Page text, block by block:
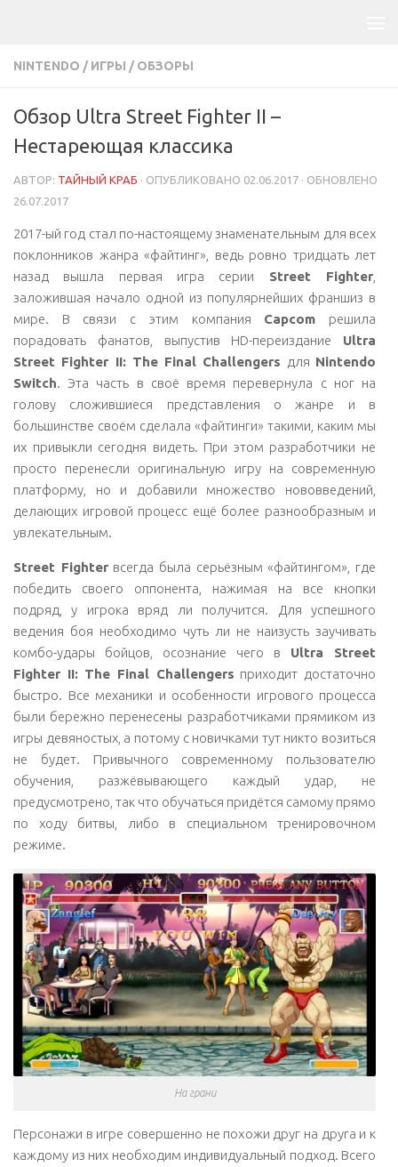
NINTENDO / ИГРЫ / ОБЗОРЫ
Обзор Ultra Street Fighter II –
Нестареющая классика
АВТОР: ТАЙНЫЙ КРАБ · ОПУБЛИКОВАНО 02.06.2017 · ОБНОВЛЕНО
26.07.2017
2017-ый год стал по-настоящему знаменательным для всех
поклонников жанра «файтинг», ведь ровно тридцать лет
назад вышла первая игра серии Street Fighter
заложившая начало одной из популярнейших франшиз в
мире. В связи с этим компания Capcom решила
порадовать фанатов, выпустив HD-переиздание Ultra
Street Fighter II: The Final Challengers для Nintendo
Switch. Эта часть в своё время перевернула с ног на
голову сложившиеся представления о жанре и в
большинстве своём сделала «файтинги» такими, каким мы
их привыкли сегодня видеть. При этом разработчики не
просто перенесли оригинальную игру на современную
платформу, но и добавили множество нововведений,
делающих игровой процесс ещё более разнообразным и
увлекательным.
Street Fighterвсегда была серьёзным «файтингом», где
победить своего оппонента, нажимая на все кнопки
подряд, у игрока вряд ли получится. Для успешного
ведения боя необходимо чуть ли не наизусть заучивать
комбо-удары бойцов, осознание чего в Ultra Street
Fighter II: The Final Challengers приходит достаточно
быстро. Все механики и особенности игрового процесса
были бережно перенесены разработчиками прямиком из
игры девяностых, а потому с новичками тут никто возиться
не будет. Привычного современному пользователю
обучения, разжёвывающего каждый удар, не
предусмотрено, так что обучаться придётся самому прямо
по ходу битвы, либо в специальном тренировочном
режиме.
На грани
Персонажи в игре совершенно не похожи друг на друга и к
каждому из них необходим индивидуальный подход. Всего